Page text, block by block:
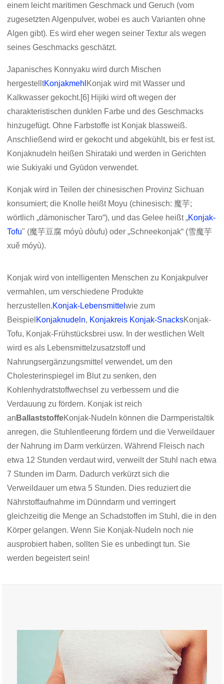
einem leicht maritimen Geschmack und Geruch (vom
zugesetzten Algenpulver, wobei es auch Varianten ohne
Algen gibt). Es wird eher wegen seiner Textur als wegen
seines Geschmacks geschätzt.
Japanisches Konnyaku wird durch Mischen
hergestelltKonjakmehl Konjak wird mit Wasser und
Kalkwasser gekocht.[6] Hijiki wird oft wegen der
charakteristischen dunklen Farbe und des Geschmacks
hinzugefügt. Ohne Farbstoffe ist Konjak blassweiß.
Anschließend wird er gekocht und abgekühlt, bis er fest ist.
Konjaknudeln heißen Shirataki und werden in Gerichten
wie Sukiyaki und Gyūdon verwendet.
Konjak wird in Teilen der chinesischen Provinz Sichuan
konsumiert; die Knolle heißt Moyu (chinesisch: 魔芋;
wörtlich „dämonischer Taro“), und das Gelee heißt „Konjak-
Tofu" (魔芋豆腐 móyù dòufu) oder „Schneekonjak“ (雪魔芋
xuě móyù).
Konjak wird von intelligenten Menschen zu Konjakpulver
vermahlen, um verschiedene Produkte
herzustellen.Konjak-Lebensmittelwie zum
Beispiel Konjaknudeln, Konjakreis Konjak-SnacksKonjak-
Tofu, Konjak-Frühstücksbrei usw. In der westlichen Welt
wird es als Lebensmittelzusatzstoff und
Nahrungsergänzungsmittel verwendet, um den
Cholesterinspiegel im Blut zu senken, den
Kohlenhydratstoffwechsel zu verbessern und die
Verdauung zu fördern. Konjak ist reich
an BallaststoffeKonjak-Nudeln können die Darmperistaltik
anregen, die Stuhlentleerung fördern und die Verweildauer
der Nahrung im Darm verkürzen. Während Fleisch nach
etwa 12 Stunden verdaut wird, verweilt der Stuhl nach etwa
7 Stunden im Darm. Dadurch verkürzt sich die
Verweildauer um etwa 5 Stunden. Dies reduziert die
Nährstoffaufnahme im Dünndarm und verringert
gleichzeitig die Menge an Schadstoffen im Stuhl, die in den
Körper gelangen. Wenn Sie Konjak-Nudeln noch nie
ausprobiert haben, sollten Sie es unbedingt tun. Sie
werden begeistert sein!